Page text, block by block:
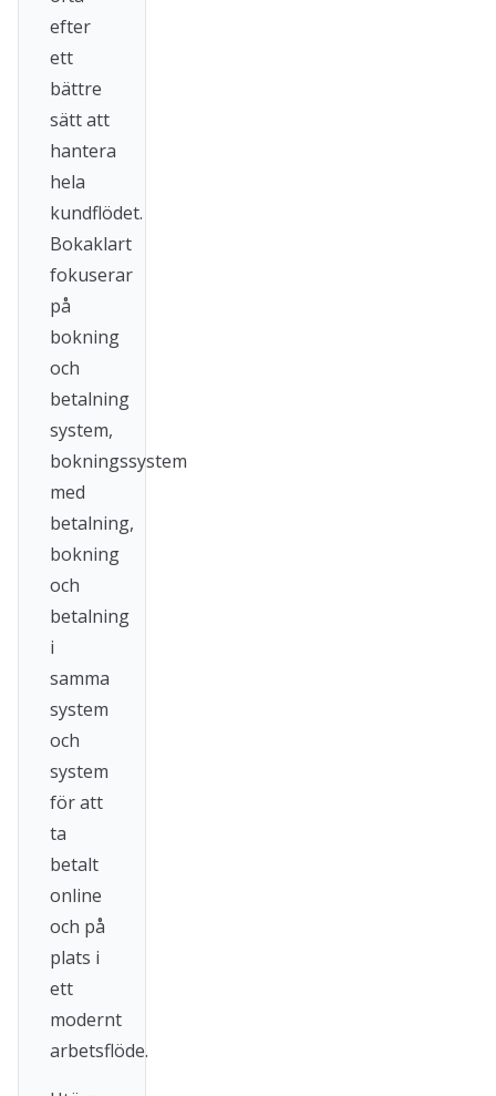
efter
ett
bättre
sätt att
hantera
hela
kundflödet.
Bokaklart
fokuserar
på
bokning
och
betalning
system,
bokningssystem
med
betalning,
bokning
och
betalning
i
samma
system
och
system
för att
ta
betalt
online
och på
plats i
ett
modernt
arbetsflöde.